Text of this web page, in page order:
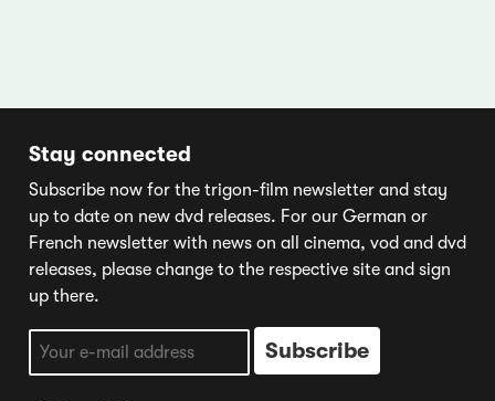
Stay connected
Subscribe now for the trigon-film newsletter and stay
up to date on new dvd releases. For our German or
French newsletter with news on all cinema, vod and dvd
releases, please change to the respective site and sign
up there.